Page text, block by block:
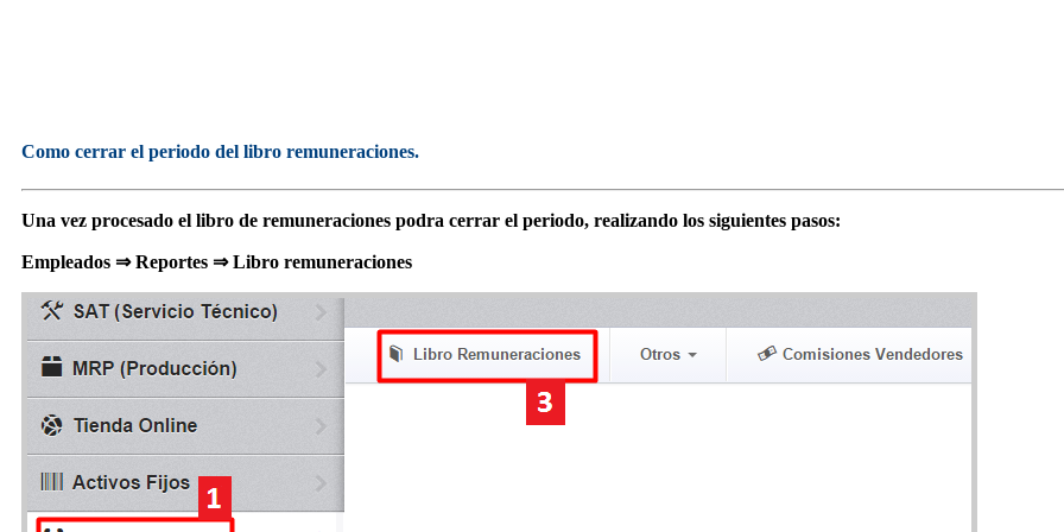
Como cerrar el periodo del libro remuneraciones.
Una vez procesado el libro de remuneraciones podra cerrar el periodo, realizando los siguientes pasos:
Empleados ⇒ Reportes ⇒ Libro remuneraciones